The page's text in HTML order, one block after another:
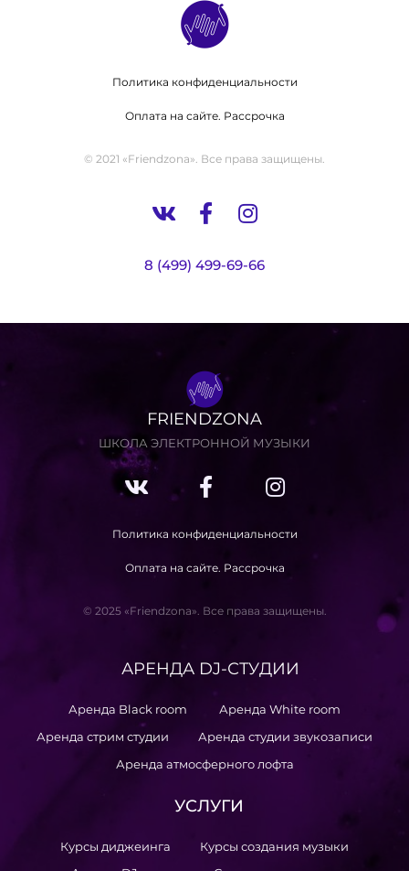
Политика конфиденциальности
Оплата на сайте. Рассрочка
© 2021 «Friendzona». Все права защищены.
8 (499) 499-69-66
FRIENDZONA
ШКОЛА ЭЛЕКТРОННОЙ МУЗЫКИ
Политика конфиденциальности
Оплата на сайте. Рассрочка
© 2025 «Friendzona». Все права защищены.
АРЕНДА DJ-СТУДИИ
Аренда Black room
Аренда White room
Аренда стрим студии
Аренда студии звукозаписи
Аренда атмосферного лофта
УСЛУГИ
Курсы диджеинга
Курсы создания музыки